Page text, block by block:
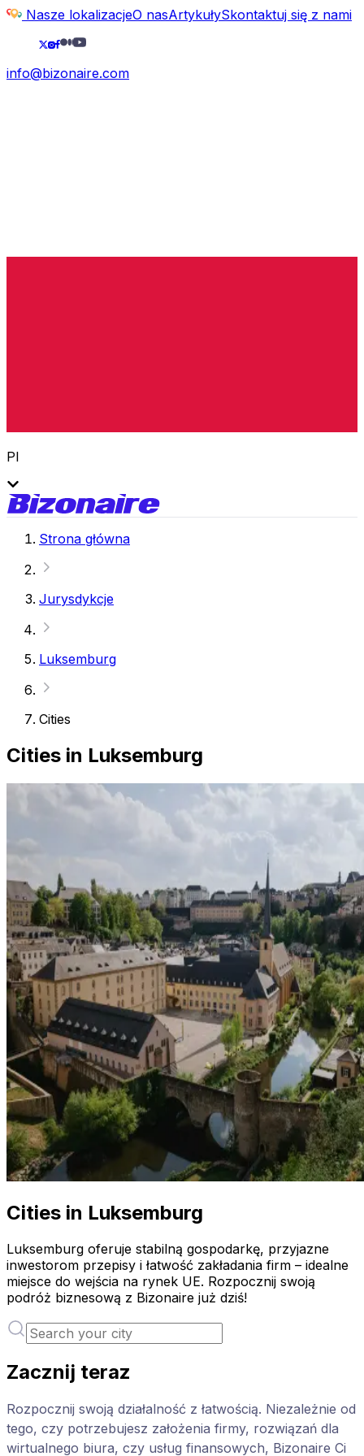
Nasze lokalizacjeO nasArtykułySkontaktuj się z nami
info@bizonaire.com
Pl
Strona główna
Jurysdykcje
Luksemburg
Cities
Cities in Luksemburg
Cities in Luksemburg
Luksemburg oferuje stabilną gospodarkę, przyjazne
inwestorom przepisy i łatwość zakładania firm – idealne
miejsce do wejścia na rynek UE. Rozpocznij swoją
podróż biznesową z Bizonaire już dziś!
Zacznij teraz
Rozpocznij swoją działalność z łatwością. Niezależnie od
tego, czy potrzebujesz założenia firmy, rozwiązań dla
wirtualnego biura, czy usług finansowych, Bizonaire Ci